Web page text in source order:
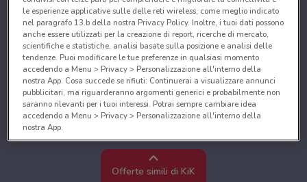
Offerte simili di KiK
le esperienze applicative sulle delle reti wireless, come meglio indicato
nel paragrafo 13.b della nostra Privacy Policy. Inoltre, i tuoi dati possono
anche essere utilizzati per la creazione di report, ricerche di mercato,
scientifiche e statistiche, analisi basate sulla posizione e analisi delle
tendenze. Puoi modificare le tue preferenze in qualsiasi momento
accedendo a Menu > Privacy > Personalizzazione all'interno della
nostra App. Cosa succede se rifiuti: Continuerai a visualizzare annunci
pubblicitari, ma riguarderanno argomenti generici e probabilmente non
saranno rilevanti per i tuoi interessi. Potrai sempre cambiare idea
accedendo a Menu > Privacy > Personalizzazione all'interno della
nostra App.
Noi e i nostri partner trattiamo i dati per fornire:
Utilizzare dati di geolocalizzazione precisi. Scansione attiva delle
caratteristiche del dispositivo ai fini dell’identificazione. Archiviare